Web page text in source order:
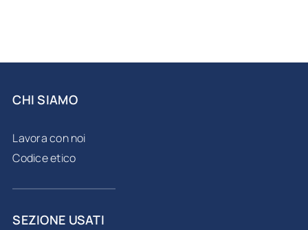
CHI SIAMO
Lavora con noi
Codice etico
SEZIONE USATI